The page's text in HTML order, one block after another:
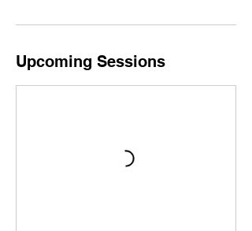
1
Upcoming Sessions